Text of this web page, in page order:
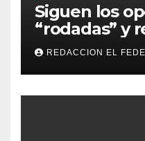
Siguen los
“rodadas” y
motocicletas
REDACCION EL